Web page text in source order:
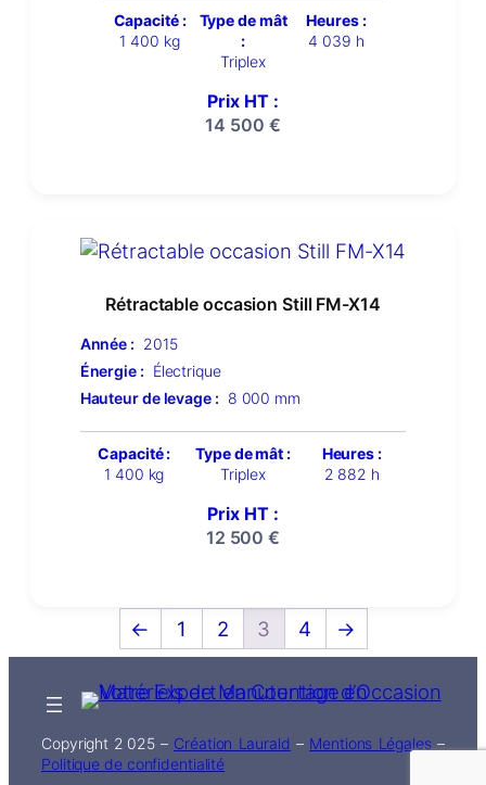
Capacité :
1 400 kg
Type de mât
:
Triplex
Heures :
4 039 h
Prix HT :
14 500 €
Rétractable occasion Still FM-X14
Année : 2015
Énergie : Électrique
Hauteur de levage : 8 000 mm
Capacité :
1 400 kg
Type de mât :
Triplex
Heures :
2 882 h
Prix HT :
12 500€
← 1 2 3 4 →
Copyright 2 025 – Création Laurald – Mentions Légales–
Politique de confidentialité